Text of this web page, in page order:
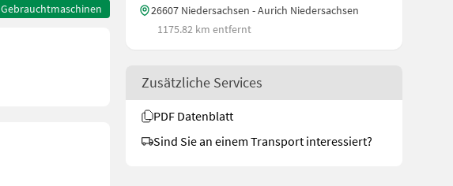
Gebrauchtmaschinen
26607 Niedersachsen - Aurich Niedersachsen
1175.82 km entfernt
Zusätzliche Services
PDF Datenblatt
Sind Sie an einem Transport interessiert?